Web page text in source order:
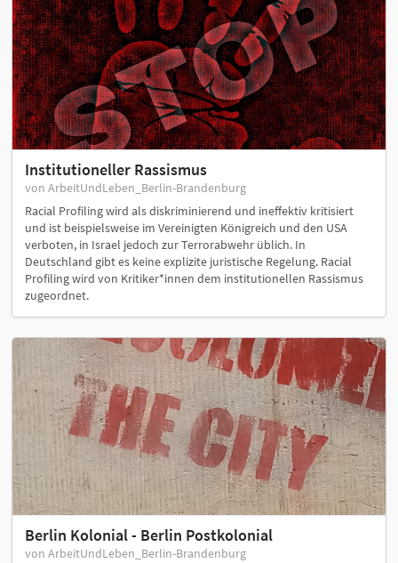
Institutioneller Rassismus
von ArbeitUndLeben_Berlin-Brandenburg
Racial Profiling wird als diskriminierend und ineffektiv kritisiert
und ist beispielsweise im Vereinigten Königreich und den USA
verboten, in Israel jedoch zur Terrorabwehr üblich. In
Deutschland gibt es keine explizite juristische Regelung. Racial
Profiling wird von Kritiker*innen dem institutionellen Rassismus
zugeordnet.
Berlin Kolonial - Berlin Postkolonial
von ArbeitUndLeben_Berlin-Brandenburg